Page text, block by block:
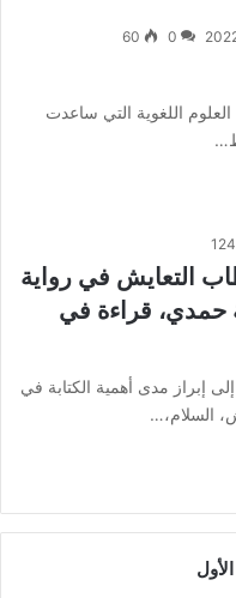
0
60
اللغوية التي ساعدت
124
التعايش في رواية
حمدي، قراءة في
إبراز مدى أهمية الكتابة في
السلام،…